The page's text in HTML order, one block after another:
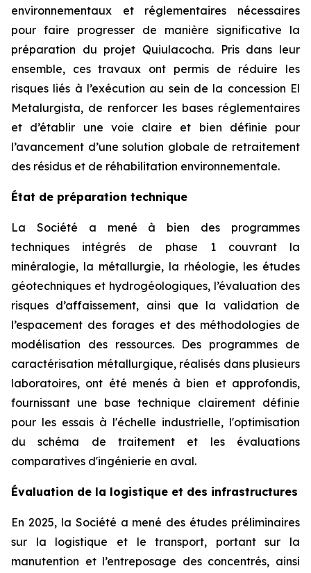
environnementaux et réglementaires nécessaires
pour faire progresser de manière significative la
préparation du projet Quiulacocha. Pris dans leur
ensemble, ces travaux ont permis de réduire les
risques liés à l’exécution au sein de la concession El
Metalurgista, de renforcer les bases réglementaires
et d’établir une voie claire et bien définie pour
l’avancement d’une solution globale de retraitement
des résidus et de réhabilitation environnementale.
État de préparation technique
La Société a mené à bien des programmes
techniques intégrés de phase 1 couvrant la
minéralogie, la métallurgie, la rhéologie, les études
géotechniques et hydrogéologiques, l’évaluation des
risques d’affaissement, ainsi que la validation de
l’espacement des forages et des méthodologies de
modélisation des ressources. Des programmes de
caractérisation métallurgique, réalisés dans plusieurs
laboratoires, ont été menés à bien et approfondis,
fournissant une base technique clairement définie
pour les essais à l'échelle industrielle, l'optimisation
du schéma de traitement et les évaluations
comparatives d'ingénierie en aval.
Évaluation de la logistique et des infrastructures
En 2025, la Société a mené des études préliminaires
sur la logistique et le transport, portant sur la
manutention et l’entreposage des concentrés, ainsi